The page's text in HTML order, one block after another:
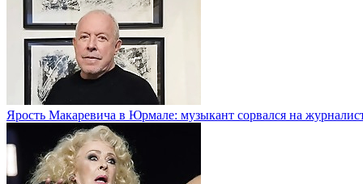
Ярость Макаревича в Юрмале: музыкант сорвался на